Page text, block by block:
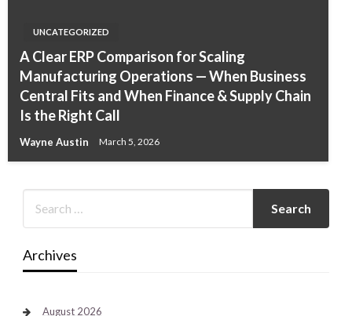
UNCATEGORIZED
A Clear ERP Comparison for Scaling
Manufacturing Operations — When Business
Central Fits and When Finance & Supply Chain
Is the Right Call
Wayne Austin March 5, 2026
Archives
August 2026